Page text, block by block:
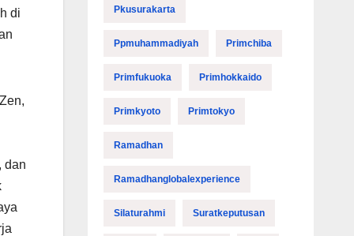
di
dan
Pkusurakarta
Ppmuhammadiyah Primchiba
Primfukuoka Primhokkaido
Primkyoto Primtokyo
Ramadhan
Ramadhanglobalexperience
Silaturahmi Suratkeputusan